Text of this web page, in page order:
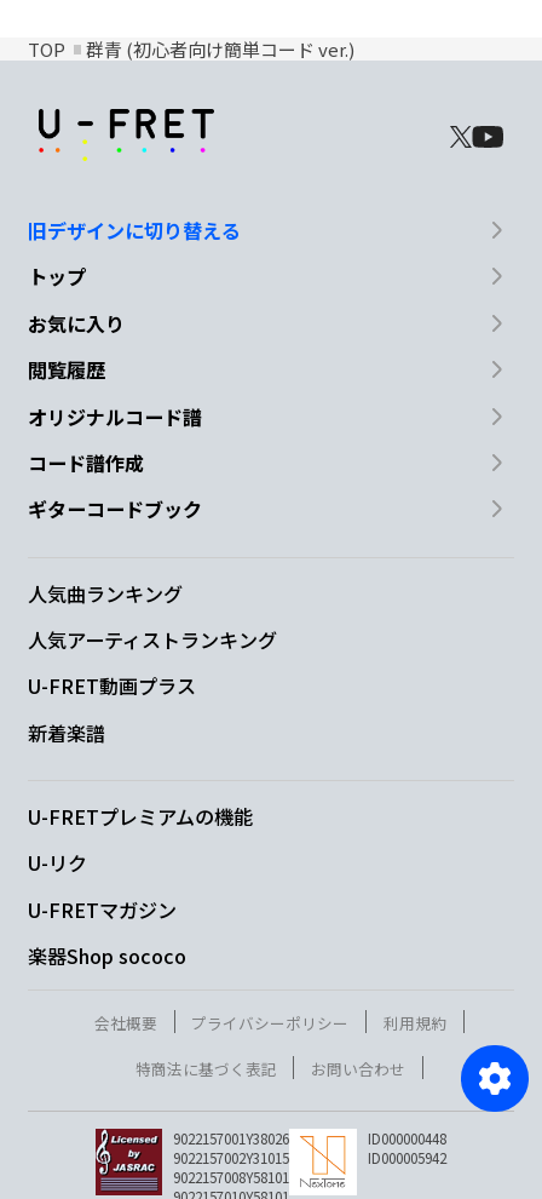
TOP 群青 (初心者向け簡単コード ver.)
旧デザインに切り替える
トップ
お気に入り
閲覧履歴
オリジナルコード譜
コード譜作成
ギターコードブック
人気曲ランキング
人気アーティストランキング
U-FRET動画プラス
新着楽譜
U-FRETプレミアムの機能
U-リク
U-FRETマガジン
楽器Shop sococo
会社概要 プライバシーポリシー
利用規約
特商法に基づく表記
お問い合わせ
9022157001Y38026
9022157002Y31015
9022157008Y58101
ID000000448
ID000005942